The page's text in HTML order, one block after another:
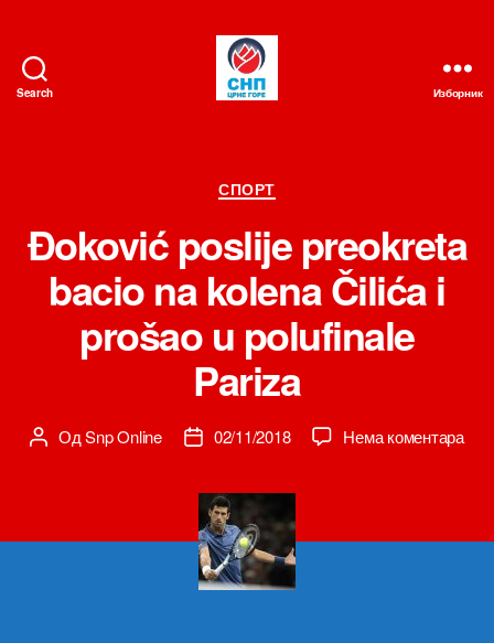
Search Изборник
Категорије
СПОРТ
Đoković poslije preokreta
bacio na kolena Čilića i
prošao u polufinale
Pariza
Аутор
ОдSnp Online
Датум02/11/2018 Нема коментарана